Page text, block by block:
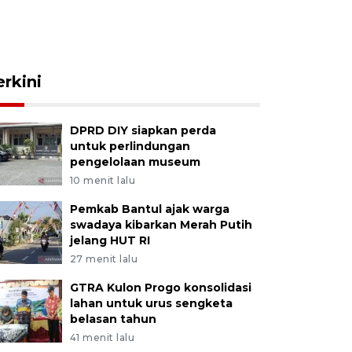
DPRD DIY siapkan perda
untuk perlindungan
pengelolaan museum
10 menit lalu
Pemkab Bantul ajak warga
swadaya kibarkan Merah Putih
jelang HUT RI
27 menit lalu
GTRA Kulon Progo konsolidasi
lahan untuk urus sengketa
belasan tahun
41 menit lalu